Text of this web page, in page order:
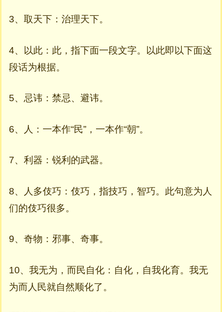
3、取天下：治理天下。
4、以此：此，指下面一段文字。以此即以下面这
段话为根据。
5、忌讳：禁忌、避讳。
6、人：一本作“民”，一本作“朝”。
7、利器：锐利的武器。
8、人多伎巧：伎巧，指技巧，智巧。此句意为人
们的伎巧很多。
9、奇物：邪事、奇事。
10、我无为，而民自化：自化，自我化育。我无
为而人民就自然顺化了。